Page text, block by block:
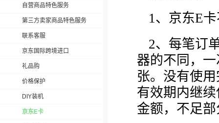
自营商品特色服务
第三方卖家商品特色服务
联系客服
京东国际跨境进口
礼品购
价格保护
DIY装机
京东E卡
1、京东E
2、每笔订
器的不同，
张。没有使
有效期内继
金额，不足